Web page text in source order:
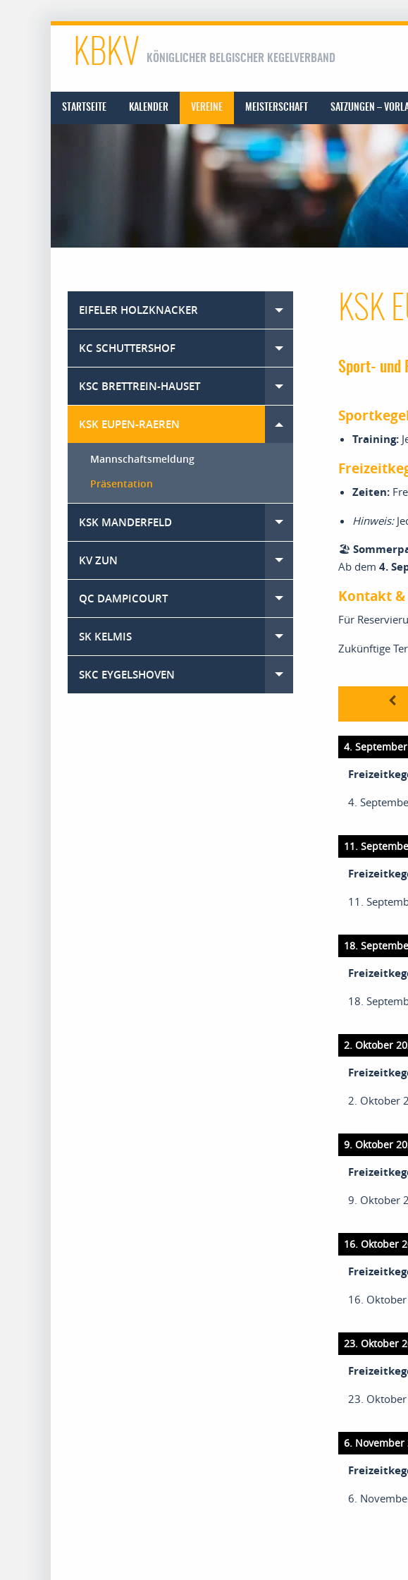
KBKV KÖNIGLICHER BELGISCHER KEGELVERBAND
STARTSEITE KALENDER VEREINE MEISTERSCHAFT SATZUNGEN –
EIFELER HOLZKNACKER Toggle menu
KC SCHUTTERSHOF Toggle menu
KSC BRETTREIN-HAUSET Toggle menu
KSK EUPEN-RAEREN
Mannschaftsmeldung
Präsentation
KSK MANDERFELD Toggle menu
KV ZUN Toggle menu
QC DAMPICOURT Toggle menu
SK KELMIS Toggle menu
SKC EYGELSHOVEN Toggle menu
KSK
Sport- und
Training:
Zeiten:
Hinweis:
🏖️
Ab dem 4.
Kontakt
Für
Zukünftige
4.
4.
11.
11.
18.
18.
2. Oktober
2. Oktober
9. Oktober
9. Oktober
16. Oktober
16.
23. Oktober
23.
6. November
6.